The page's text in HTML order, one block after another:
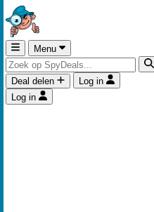
Menu
Deal delen
Log in
Log in